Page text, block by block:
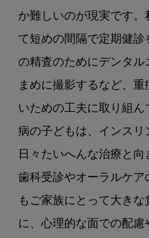
か難しいのが現実です。
て短めの間隔で定期健診
の精査のためにデンタル
まめに撮影するなど、
いための工夫に取り組ん
病の子どもは、インスリ
日々たいへんな治療と向
歯科受診やオーラルケア
もご家族にとって大きな
に、心理的な面での配